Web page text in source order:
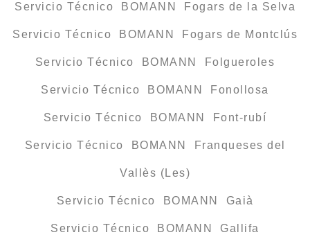
Servicio Técnico BOMANN Fogars de la Selva
Servicio Técnico BOMANN Fogars de Montclús
Servicio Técnico BOMANN Folgueroles
Servicio Técnico BOMANN Fonollosa
Servicio Técnico BOMANN Font-rubí
Servicio Técnico BOMANN Franqueses del
Vallès (Les)
Servicio Técnico BOMANN Gaià
Servicio Técnico BOMANN Gallifa